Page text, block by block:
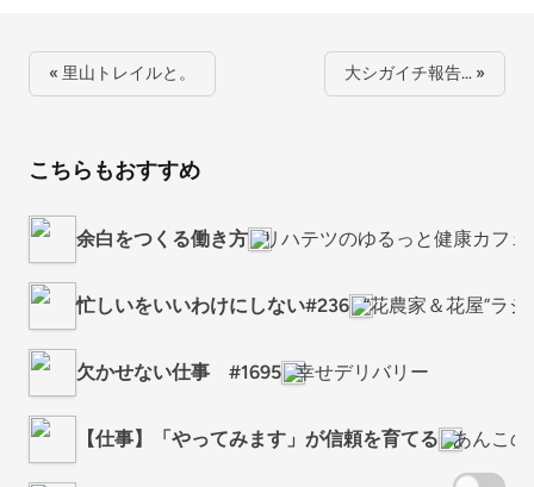
« 里山トレイルと。 大シガイチ報告… »
こちらもおすすめ
余白をつくる働き方 リハテツのゆるっと健康カフェ
忙しいをいいわけにしない#236 “花農家＆花屋”ラ
欠かせない仕事 #1695 幸せデリバリー
【仕事】「やってみます」が信頼を育てる あんこ